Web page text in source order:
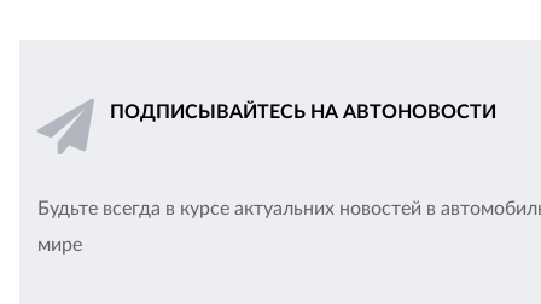
ПОДПИСЫВАЙТЕСЬ НА АВТОНОВОСТИ
Будьте всегда в курсе актуальних новостей в
мире